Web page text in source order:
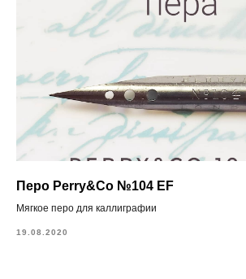
Перо Perry&Сo №104 EF
Мягкое перо для каллиграфии
19.08.2020